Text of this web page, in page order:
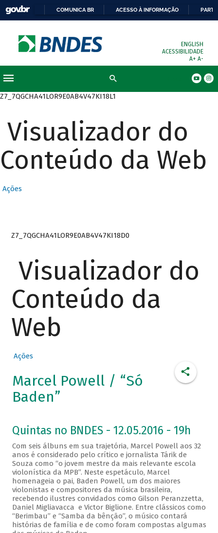
COMUNICA BR ACESSO À INFORMAÇÃO
ENGLISH
ACESSIBILIDADE
A+ A-
Z7_7QGCHA41LOR9E0AB4V47KI18L1
Visualizador do
Conteúdo da Web
Ações
Z7_7QGCHA41LOR9E0AB4V47KI18D0
Visualizador do
Conteúdo da
Web
Ações
Marcel Powell / “Só
Baden”
Quintas no BNDES - 12.05.2016 - 19h
Com seis álbuns em sua trajetória, Marcel Powell aos 32
anos é considerado pelo crítico e jornalista Tárik de
Souza como “o jovem mestre da mais relevante escola
violonística da MPB”. Neste espetáculo, Marcel
homenageia o pai, Baden Powell, um dos maiores
violonistas e compositores da música brasileira,
recebendo ilustres convidados como Gilson Peranzzetta,
Daniel Migliavacca e Victor Biglione. Entre clássicos como
“Berimbau” e “Samba da bênção”, o músico contará
histórias de família e de como foram compostas algumas